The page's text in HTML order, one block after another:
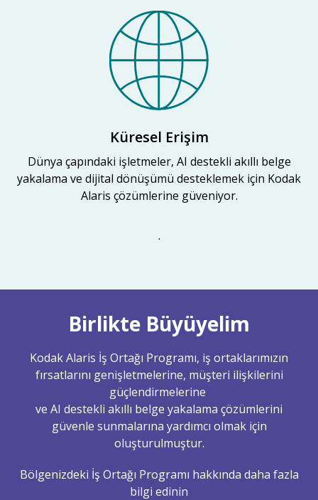
Küresel Erişim
Dünya çapındaki işletmeler, AI destekli akıllı belge
yakalama ve dijital dönüşümü desteklemek için Kodak
Alaris çözümlerine güveniyor.
.
Birlikte Büyüyelim
Kodak Alaris İş Ortağı Programı, iş ortaklarımızın
fırsatlarını genişletmelerine, müşteri ilişkilerini
güçlendirmelerine
ve AI destekli akıllı belge yakalama çözümlerini
güvenle sunmalarına yardımcı olmak için
oluşturulmuştur.
Bölgenizdeki İş Ortağı Programı hakkında daha fazla
bilgi edinin